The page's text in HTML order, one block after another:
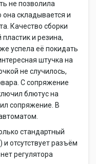
не позволила
она складывается и
Качество сборки
и резина,
успела её покидать
штучка на
не случилось,
С сопряжение
блютус на
сопряжение. В
стандартный
отсутствует разъём
регулятора